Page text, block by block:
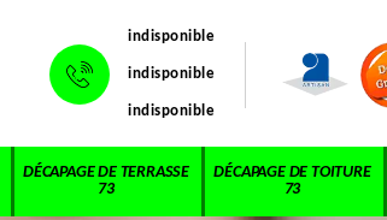
indisponible
indisponible
indisponible
DÉCAPAGE DE TERRASSE
73
DÉCAPAGE DE TOITURE
73